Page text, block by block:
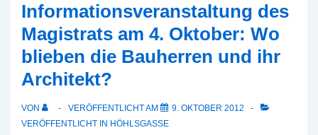
Leserbrief
Informationsveranstaltung des
Magistrats am 4. Oktober: Wo
blieben die Bauherren und ihr
Architekt?
VON VERÖFFENTLICHT AM
9. OKTOBER 2012
VERÖFFENTLICHT IN HÖHLSGASSE